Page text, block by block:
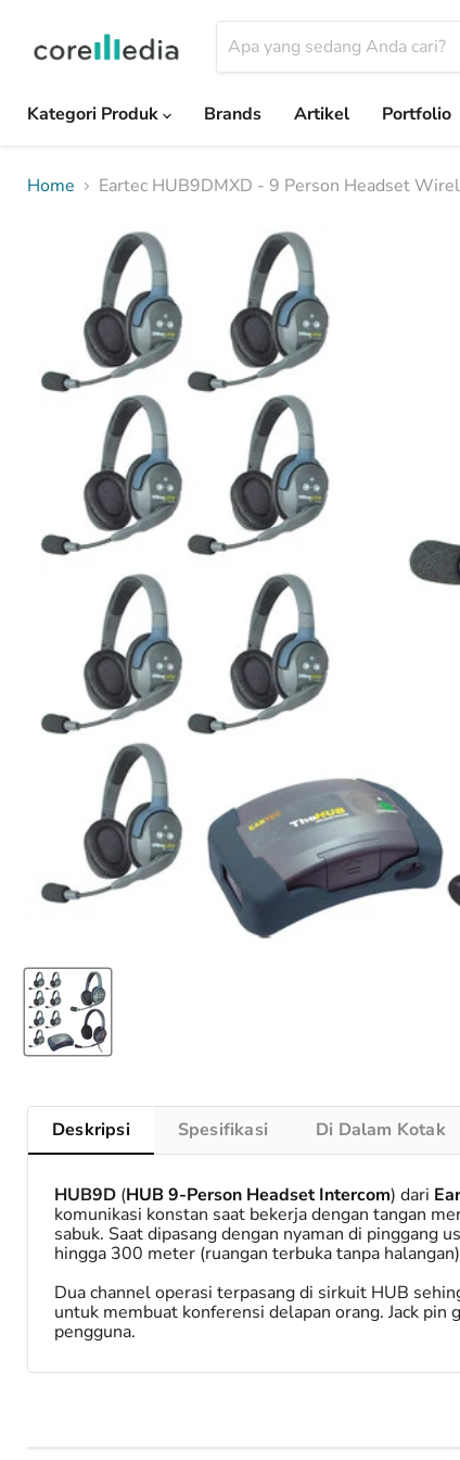
Kategori Produk
Brands Artikel Portfolio
Home Eartec HUB9DMXD - 9 Person Headset
Deskripsi Spesifikasi Di Dalam Kotak
HUB9D (HUB9-Person Headset Intercom) dari
komunikasi konstan saat bekerja dengan tangan
sabuk. Saat dipasang dengan nyaman di pinggang
hingga 300 meter (ruangan terbuka tanpa
Dua channel operasi terpasang di sirkuit HUB
untuk membuat konferensi delapan orang. Jack
pengguna.